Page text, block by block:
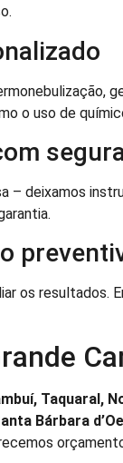
o uso de
– deixamos
os resultados.
Taquaral,
Bárbara